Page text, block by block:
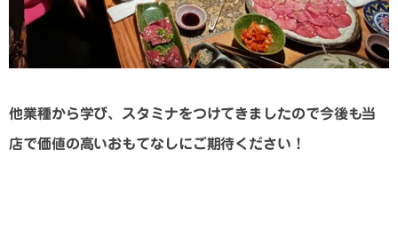
他業種から学び、スタミナをつけてきましたので今後も当
店で価値の高いおもてなしにご期待ください！